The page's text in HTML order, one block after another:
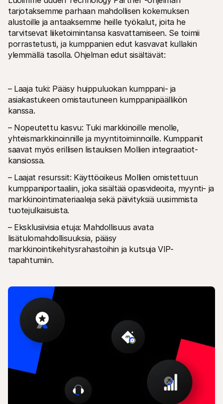
Tutustu kehittäjäresursseihin ja päivityksiin
Kirjastot
Integroi Mollie käyttävalmiisiin kirjastoihin
Liity kehittäjäyhteisöömme
Tietoa Molliesta
Hinnoittelu
Katso hinnastomme
Meistä
Uutiset
Lue uusimmat Mollie-uutiset
Urat
Tule töihin meille - palkkaamme
uutta väkeä!
Ostajille
Selvitä, miksi Mollie näkyy tiliotteessasi
Mollie-asiakkaille
Ota yhteyttä meidän asiakastukitiimiimme
Ota yhteyttä myyntiin
tarjotaksemme parhaan mahdollisen kokemuksen
alustoille ja antaaksemme heille työkalut, joita he
tarvitsevat liiketoimintansa kasvattamiseen. Se toimii
porrastetusti, ja kumppanien edut kasvavat kullakin
ylemmällä tasolla. Ohjelman edut sisältävät:
– Laaja tuki: Pääsy huippuluokan kumppani- ja
asiakastukeen omistautuneen kumppanipäällikön
kanssa.
– Nopeutettu kasvu: Tuki markkinoille menolle,
yhteismarkkinoinnille ja myyntitoiminnoille. Kumppanit
saavat myös erillisen listauksen Mollien integraatiot-
kansiossa.
– Laajat resurssit: Käyttöoikeus Mollien omistettuun
kumppaniportaaliin, joka sisältää opasvideoita, myynti- ja
markkinointimateriaaleja sekä päivityksiä uusimmista
tuotejulkaisuista.
– Eksklusiivisia etuja: Mahdollisuus avata
lisätulomahdollisuuksia, pääsy
markkinointikehitysrahastoihin ja kutsuja VIP-
tapahtumiin.